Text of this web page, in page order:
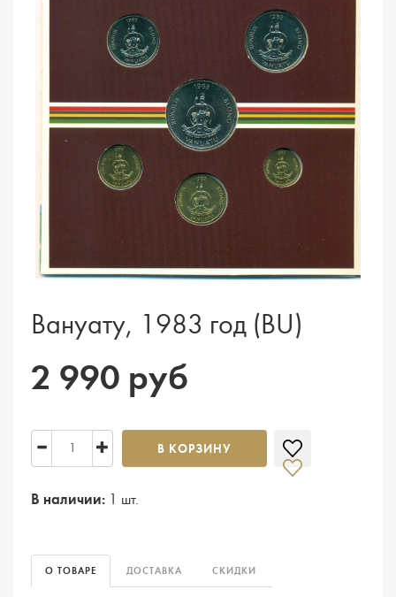
Вануату, 1983 год (BU)
2 990 руб
В КОРЗИНУ
В наличии: 1 шт.
О ТОВАРЕ ДОСТАВКА СКИДКИ